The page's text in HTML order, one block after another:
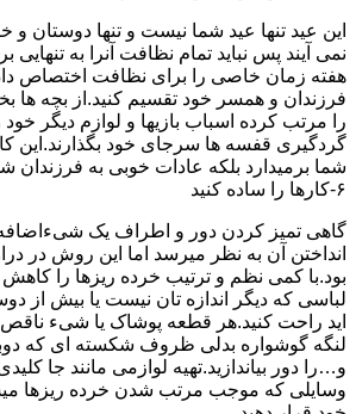
این عید تنها عید شما نیست و تنها دوستان و
نمی آیند پس نباید تمام نظافت آنرا به تنهایی
هفته زمان خاصی را برای نظافت اختصاص
فرزندان و همسر خود تقسیم کنید.از بچه ها
را مرتب کرده اسباب بازیها و لوازم دیگر
گردگیری قفسه ها سرجای خود بگذارند.این
شما برمیدارد بلکه عادات خوبی به فرزندان
۶-کارها را ساده کنید
گاهی تمیز کردن دور و اطراف یک شیءاضافه
انداختن آن به نظر میرسد اما این روش در
بود.با کمی نظم و ترتیب خرده ریزها را کاهش
لباسی که دیگر اندازه تان نیست یا بیش از
اید راحت کنید.هر قطعه پوشاک یا شیء ناقص
لنگه گوشواره بدلی ظروف شکسته ای که
و…را دور بیاندازید.تهیه لوازمی مانند جا
وسایلی که موجب مرتب شدن خرده ریزها